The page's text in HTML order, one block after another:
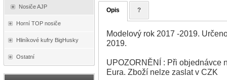
Nosiče AJP
Horní TOP nosiče
Hliníkové kufry BigHusky
Ostatní
Opis ?
Modelový rok 2017 -2019.
2019.
UPOZORNĚNÍ : Při objednávce
Eura. Zboží nelze zaslat v CZK